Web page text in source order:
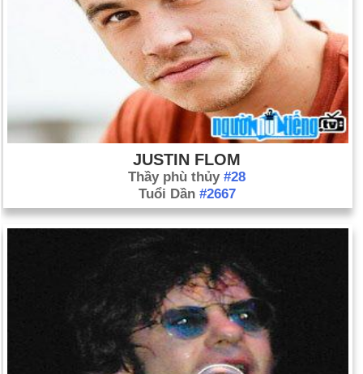
JUSTIN FLOM
Thầy phù thủy #28
Tuổi Dần #2667